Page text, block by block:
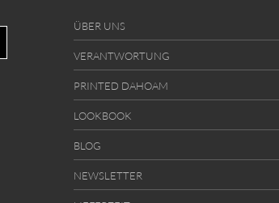
ÜBER UNS
VERANTWORTUNG
PRINTED DAHOAM
LOOKBOOK
BLOG
NEWSLETTER